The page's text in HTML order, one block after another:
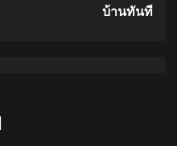
บ้านทันที